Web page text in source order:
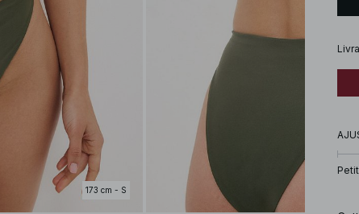
173 cm - S
Petit